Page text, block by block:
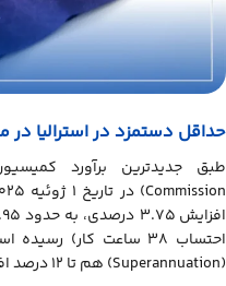
حداقل دستمزد در استرالیا
احتساب ۳۸ ساعت کار)
(Superannuation) هم تا ۱۲ درصد افزایش یافته است.